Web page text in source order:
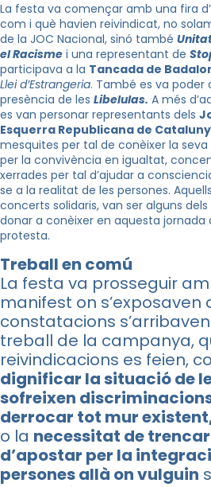
La festa va començar amb una fira
com i què havien reivindicat, no
de la JOC Nacional, sinó també
el Racisme i una representant de
participava a la Tancada de
Llei d’Estrangeria. També es va
presència de les Libelulas. A més
es van personar representants dels
Esquerra Republicana de
mesquites per tal de conèixer la
per la convivència en igualtat,
xerrades per tal d’ajudar a
se a la realitat de les persones.
concerts solidaris, van ser alguns
donar a conèixer en aquesta jornada
protesta.
Treball en comú
La festa va prosseguir
manifest on s’exposaven
constatacions
treball de la campanya,
reivindicacions es feien,
dignificar la situació de
sofreixen
derrocar tot mur
o la necessitat de
d’apostar per la
persones allà on vulguin